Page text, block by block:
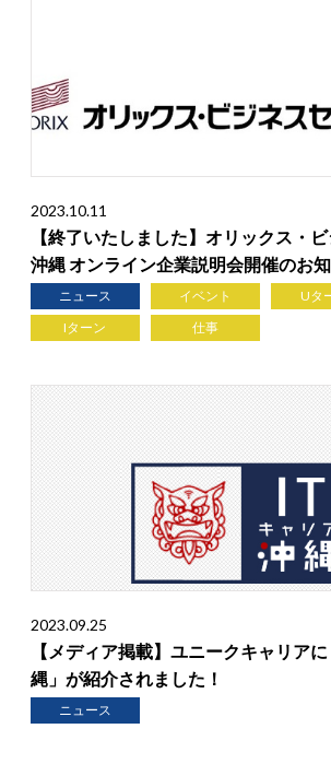
2023.10.11
【終了いたしました】オリックス・
沖縄 オンライン企業説明会開催のお
ニュース イベント
Uタ
Iターン
仕事
2023.09.25
【メディア掲載】ユニークキャリア
縄」が紹介されました！
ニュース